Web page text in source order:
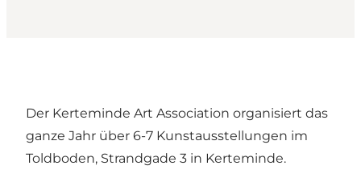
Der Kerteminde Art Association organisiert das
ganze Jahr über 6-7 Kunstausstellungen im
Toldboden, Strandgade 3 in Kerteminde.